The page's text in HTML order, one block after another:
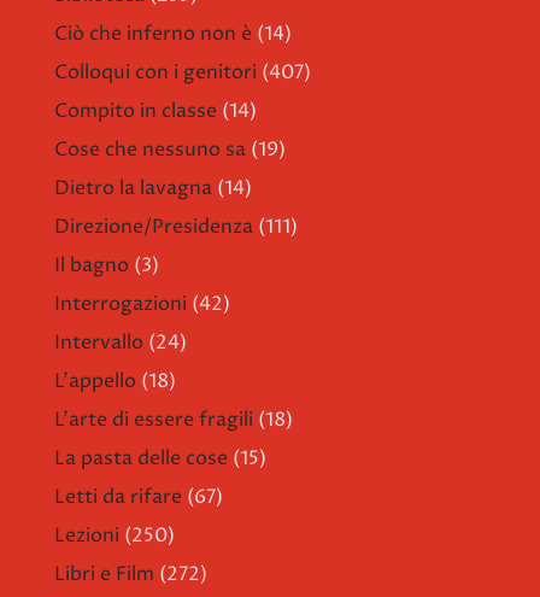
Ciò che inferno non è (14)
Colloqui con i genitori (407)
Compito in classe (14)
Cose che nessuno sa (19)
Dietro la lavagna (14)
Direzione/Presidenza (111)
Il bagno (3)
Interrogazioni (42)
Intervallo (24)
L'appello (18)
L'arte di essere fragili (18)
La pasta delle cose (15)
Letti da rifare (67)
Lezioni (250)
Libri e Film (272)